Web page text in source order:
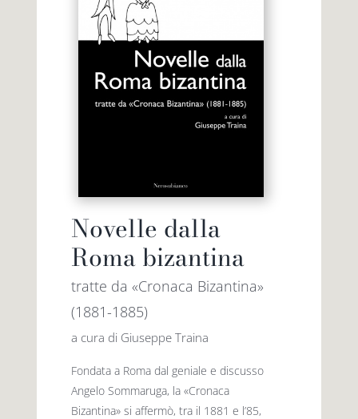
Novelle dalla
Roma bizantina
tratte da «Cronaca Bizantina»
(1881-1885)
a cura di Giuseppe Traina
Fondata a Roma dal geniale e discusso
Angelo Sommaruga, la «Cronaca
Bizantina» si affermò, tra il 1881 e l’85,